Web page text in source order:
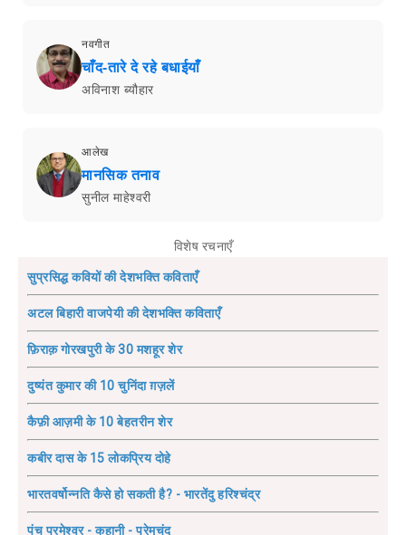
नवगीत
चाँद-तारे दे रहे बधाईयाँ
अविनाश ब्यौहार
आलेख
मानसिक तनाव
सुनील माहेश्वरी
विशेष रचनाएँ
सुप्रसिद्ध कवियों की देशभक्ति कविताएँ
अटल बिहारी वाजपेयी की देशभक्ति कविताएँ
फ़िराक़ गोरखपुरी के 30 मशहूर शेर
दुष्यंत कुमार की 10 चुनिंदा ग़ज़लें
कैफ़ी आज़मी के 10 बेहतरीन शेर
कबीर दास के 15 लोकप्रिय दोहे
भारतवर्षोन्नति कैसे हो सकती है? - भारतेंदु हरिश्चंद्र
पंच परमेश्वर - कहानी - प्रेमचंद